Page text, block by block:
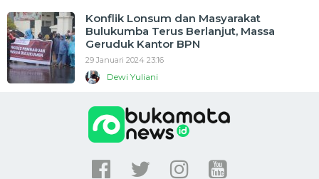
Konflik Lonsum dan Masyarakat
Bulukumba Terus Berlanjut, Massa
Geruduk Kantor BPN
29 Januari 2024 23:16
Dewi Yuliani